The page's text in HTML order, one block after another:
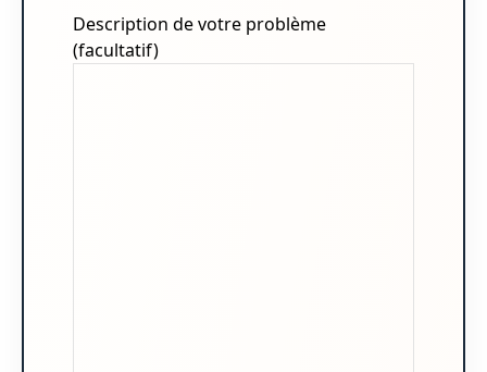
Description de votre problème
(facultatif)